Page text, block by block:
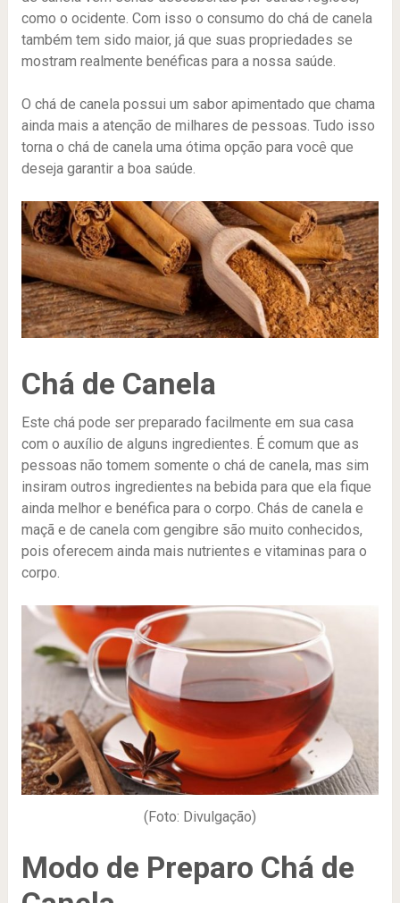
como o ocidente. Com isso o consumo do chá de canela
também tem sido maior, já que suas propriedades se
mostram realmente benéficas para a nossa saúde.
O chá de canela possui um sabor apimentado que chama
ainda mais a atenção de milhares de pessoas. Tudo isso
torna o chá de canela uma ótima opção para você que
deseja garantir a boa saúde.
Chá de Canela
Este chá pode ser preparado facilmente em sua casa
com o auxílio de alguns ingredientes. É comum que as
pessoas não tomem somente o chá de canela, mas sim
insiram outros ingredientes na bebida para que ela fique
ainda melhor e benéfica para o corpo. Chás de canela e
maçã e de canela com gengibre são muito conhecidos,
pois oferecem ainda mais nutrientes e vitaminas para o
corpo.
(Foto: Divulgação)
Modo de Preparo Chá de